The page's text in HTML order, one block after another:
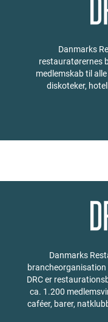
Danmarks
restauratørernes
medlemskab til
diskoteker,
Danmarks
brancheorganisation
DRC er
ca. 1.200
caféer, barer,